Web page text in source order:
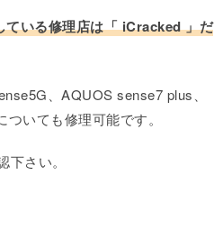
ている修理店は「 iCracked 」だ
、AQUOS sense7 plus、
いても修理可能です。
さい。